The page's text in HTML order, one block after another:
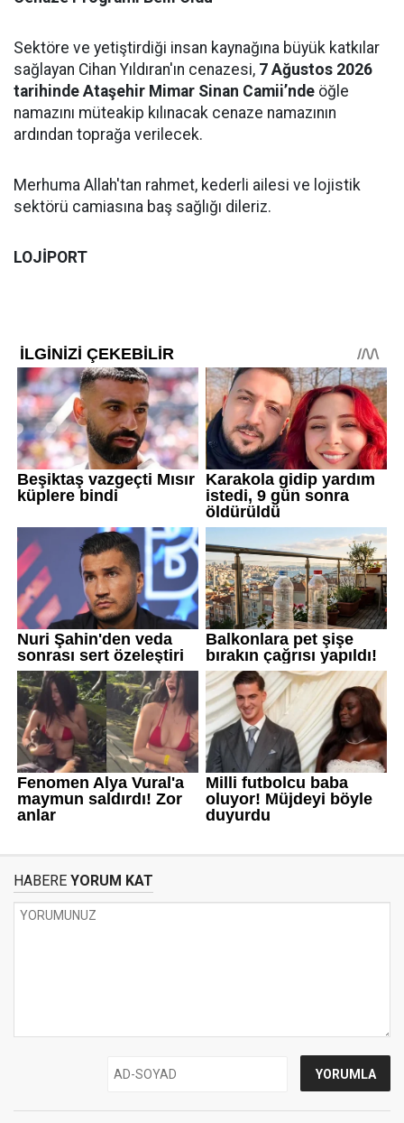
Sektöre ve yetiştirdiği insan kaynağına büyük katkılar
sağlayan Cihan Yıldıran'ın cenazesi, 7 Ağustos 2026
tarihinde Ataşehir Mimar Sinan Camii’nde öğle
namazını müteakip kılınacak cenaze namazının
ardından toprağa verilecek.
Merhuma Allah'tan rahmet, kederli ailesi ve lojistik
sektörü camiasına baş sağlığı dileriz.
LOJİPORT
HABERE YORUM KAT